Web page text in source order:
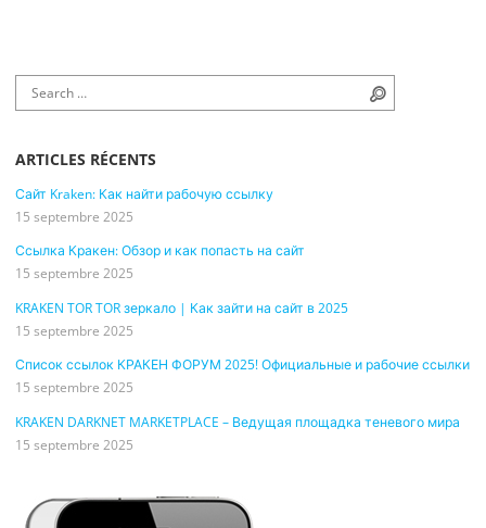
Search for:
ARTICLES RÉCENTS
Сайт Kraken: Как найти рабочую ссылку
15 septembre 2025
Ссылка Кракен: Обзор и как попасть на сайт
15 septembre 2025
KRAKEN TOR TOR зеркало | Как зайти на сайт в 2025
15 septembre 2025
Список ссылок КРАКЕН ФОРУМ 2025! Официальные и рабочие ссылки
15 septembre 2025
KRAKEN DARKNET MARKETPLACE – Ведущая площадка теневого мира
15 septembre 2025